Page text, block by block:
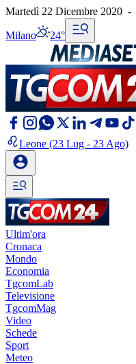
Martedì 22 Dicembre 2020 -
Milano 24°
Leone (23 Lug - 23 Ago)
Ultim'ora
Cronaca
Mondo
Economia
TgcomLab
Televisione
TgcomMag
Video
Schede
Sport
Meteo